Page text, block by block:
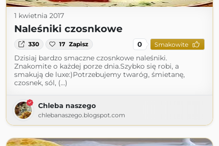
1 kwietnia 2017
Naleśniki czosnkowe
330 17 Zapisz 0 Smakowite
Dzisiaj bardzo smaczne czosnkowe naleśniki.
Znakomite o każdej porze dnia.Szybko się robi, a
smakują de luxe:)Potrzebujemy twaróg, śmietanę,
czosnek, sól, (...)
Chleba naszego
chlebanaszego.blogspot.com